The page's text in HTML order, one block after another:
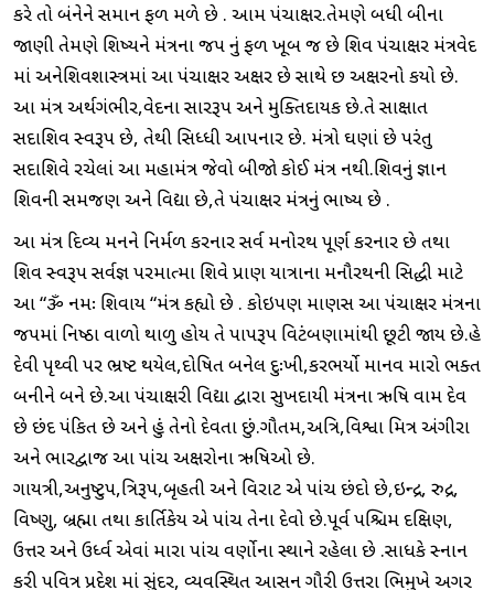
કરે તો બંનેને સમાન ફળ મળે છે . આમ પંચાક્ષર.તેમણે બધી બીના
જાણી તેમણે શિષ્યને મંત્રના જપ નું ફળ ખૂબ જ છે શિવ પંચાક્ષર મંત્રવેદ
માં અનેશિવશાસ્ત્રમાં આ પંચાક્ષર અક્ષર છે સાથે છ અક્ષરનો કયો છે.
આ મંત્ર અર્થગંભીર,વેદના સારરૂપ અને મુક્તિદાયક છે.તે સાક્ષાત
સદાશિવ સ્વરૂપ છે, તેથી સિધ્ધી આપનાર છે. મંત્રો ઘણાં છે પરંતુ
સદાશિવે રચેલાં આ મહામંત્ર જેવો બીજો કોઈ મંત્ર નથી.શિવનું જ્ઞાન
શિવની સમજણ અને વિદ્યા છે,તે પંચાક્ષર મંત્રનું ભાષ્ય છે .
આ મંત્ર દિવ્ય મનને નિર્મળ કરનાર સર્વ મનોરથ પૂર્ણ કરનાર છે તથા
શિવ સ્વરૂપ સર્વજ્ઞ પરમાત્મા શિવે પ્રાણ યાત્રાના મનૌરથની સિદ્ધી માટે
આ “ૐ નમઃ શિવાય “મંત્ર કહ્યો છે . કોઇપણ માણસ આ પંચાક્ષર મંત્રના
જપમાં નિષ્ઠા વાળો થાળુ હોય તે પાપરૂપ વિટંબણામાંથી છૂટી જાય છે.હે
દેવી પૃથ્વી પર ભ્રષ્ટ થયેલ,દોષિત બનેલ દુઃખી,કરભર્યો માનવ મારો ભક્ત
બનીને બને છે.આ પંચાક્ષરી વિદ્યા દ્વારા સુખદાયી મંત્રના ઋષિ વામ દેવ
છે છંદ પંકિત છે અને હું તેનો દેવતા છું.ગૌતમ,અત્રિ,વિશ્વા મિત્ર અંગીરા
અને ભારદ્વાજ આ પાંચ અક્ષરોના ઋષિઓ છે.
ગાયત્રી,અનુષ્ટુપ,ત્રિરૂપ,બૃહતી અને વિરાટ એ પાંચ છંદો છે,ઇન્દ્ર, રુદ્ર,
વિષ્ણુ, બ્રહ્મા તથા કાર્તિકેય એ પાંચ તેના દેવો છે.પૂર્વ પશ્ચિમ દક્ષિણ,
ઉત્તર અને ઉર્ધ્વ એવાં મારા પાંચ વર્ણોના સ્થાને રહેલા છે .સાધકે સ્નાન
કરી પવિત્ર પ્રદેશ માં સુંદર, વ્યવસ્થિત આસન ગૌરી ઉત્તરા ભિમુખે અગર